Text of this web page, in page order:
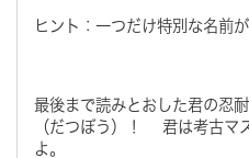
ヒント：一つだけ特別な名前
最後まで読みとおした君の忍
（だつぼう）！ 君は考古マ
よ。